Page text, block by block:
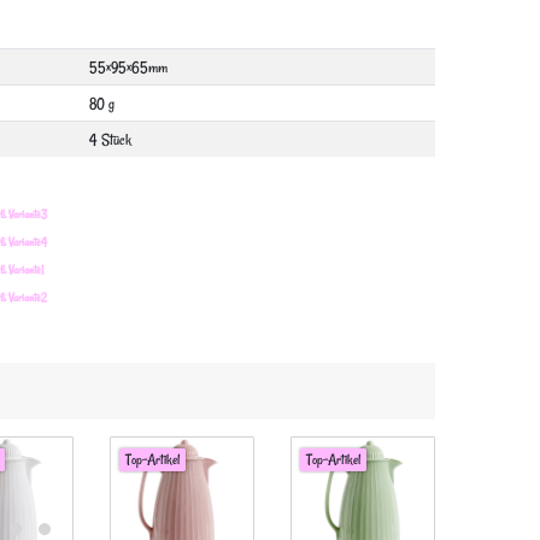
55×95×65mm
80 g
4 Stück
Variante3
Variante4
Variante1
Variante2
Top-Artikel Top-Artikel